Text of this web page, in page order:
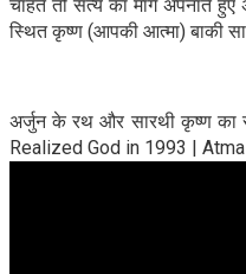
चाहते तो सत्य का मार्ग अपनाते
स्थित कृष्ण (आपकी आत्मा) बाकी
अर्जुन के रथ और सारथी कृष्ण का
Realized God in 1993 |